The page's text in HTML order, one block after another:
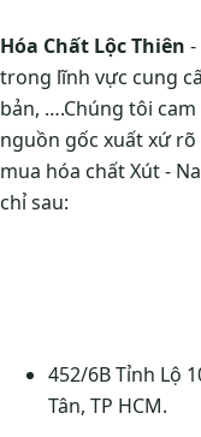
Hóa Chất Lộc Thiên
trong lĩnh vực cung
bản, ….Chúng tôi
nguồn gốc xuất xứ
mua hóa chất Xút -
chỉ sau:
452/6B Tỉnh Lộ
Tân, TP HCM.